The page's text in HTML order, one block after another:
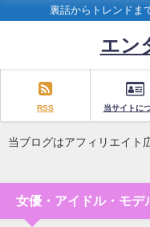
裏話からトレンドま
エン
RSS 当サイトに
当ブログはアフィリエイト
女優・アイドル・モデ